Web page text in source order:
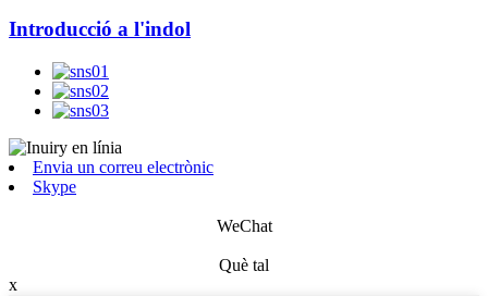
Introducció a l'indol
Envia un correu electrònic
Skype
WeChat
Què tal
x